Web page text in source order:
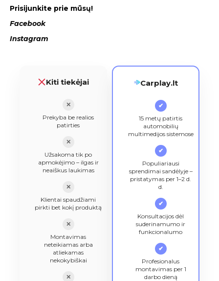
Prisijunkite prie mūsų!
Facebook
Instagram
Kiti tiekėjai
✕
Prekyba be realios
patirties
✕
Užsakoma tik po
apmokėjimo – ilgas ir
neaiškus laukimas
✕
Klientai spaudžiami
pirkti bet kokį produktą
✕
Montavimas
neteikiamas arba
atliekamas
nekokybiškai
✕
Carplay.lt
✔
15 metų patirtis
automobilių
multimedijos sistemose
✔
Populiariausi
sprendimai sandėlyje –
pristatymas per 1–2 d.
d.
✔
Konsultacijos dėl
suderinamumo ir
funkcionalumo
✔
Profesionalus
montavimas per 1
darbo dieną